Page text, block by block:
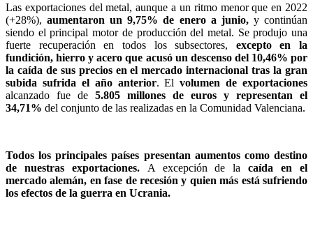
Las exportaciones del metal, aunque a un ritmo menor que en 2022
(+28%),aumentaron un 9,75% de enero a junio, y continúan
siendo el principal motor de producción del metal. Se produjo una
fuerte recuperación en todos los subsectores, excepto en la
fundición, hierro y acero que acusó un descenso del 10,46% por
la caída de sus precios en el mercado internacional tras la gran
subida sufrida el año anterior. Elvolumen de exportaciones
alcanzado fue de 5.805 millones de euros y representan el
34,71% del conjunto de las realizadas en la Comunidad Valenciana.
Todos los principales países presentan aumentos como destino
de nuestras exportaciones.
A excepción de la caída en el
mercado alemán, en fase de recesión y quien más está sufriendo
los efectos de la guerra en Ucrania.